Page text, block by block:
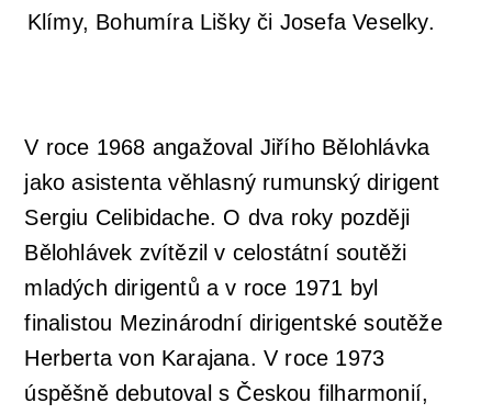
Klímy, Bohumíra Lišky či Josefa Veselky.
V roce 1968 angažoval Jiřího Bělohlávka
jako asistenta věhlasný rumunský dirigent
Sergiu Celibidache. O dva roky později
Bělohlávek zvítězil v celostátní soutěži
mladých dirigentů a v roce 1971 byl
finalistou Mezinárodní dirigentské soutěže
Herberta von Karajana. V roce 1973
úspěšně debutoval s Českou filharmonií,